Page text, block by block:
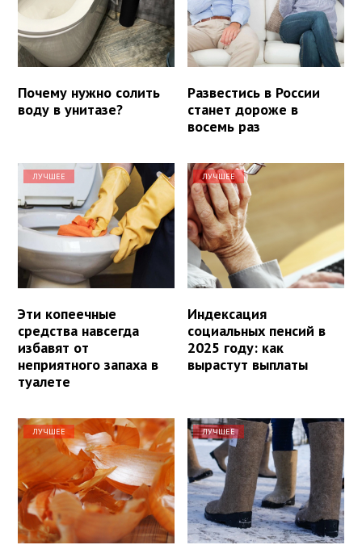
Почему нужно солить
воду в унитазе?
Развестись в России
станет дороже в
восемь раз
ЛУЧШЕЕ
Эти копеечные
средства навсегда
избавят от
неприятного запаха в
туалете
ЛУЧШЕЕ
Индексация
социальных пенсий в
2025 году: как
вырастут выплаты
ЛУЧШЕЕ ЛУЧШЕЕ